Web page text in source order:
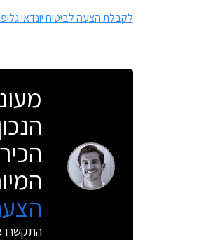
לקבלת הצעה לביטוח יונדאי
התקשרו